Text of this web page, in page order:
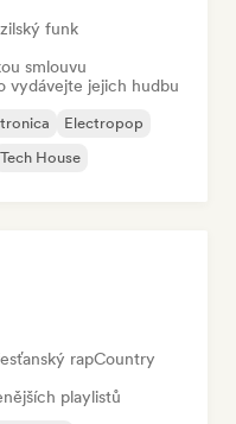
funk
smlouvu
vydávejte jejich hudbu
Electropop
Tech House
rapCountry
playlistů